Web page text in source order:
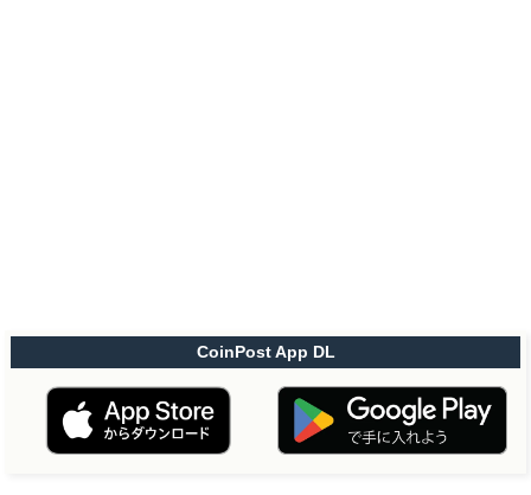
CoinPost App DL